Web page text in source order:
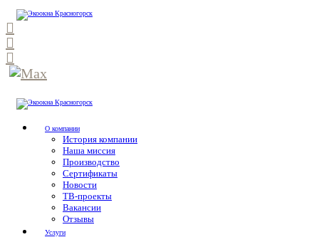
О компании
История компании
Наша миссия
Производство
Сертификаты
Новости
ТВ-проекты
Вакансии
Отзывы
Услуги